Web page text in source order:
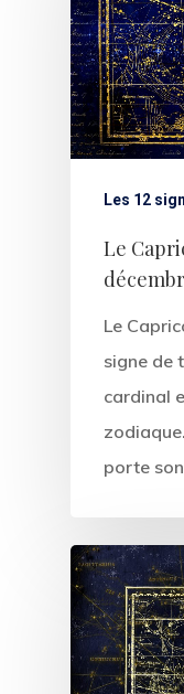
Les 12
Le
Le
signe de
cardinal
porte